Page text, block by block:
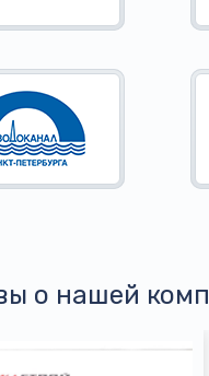
о нашей